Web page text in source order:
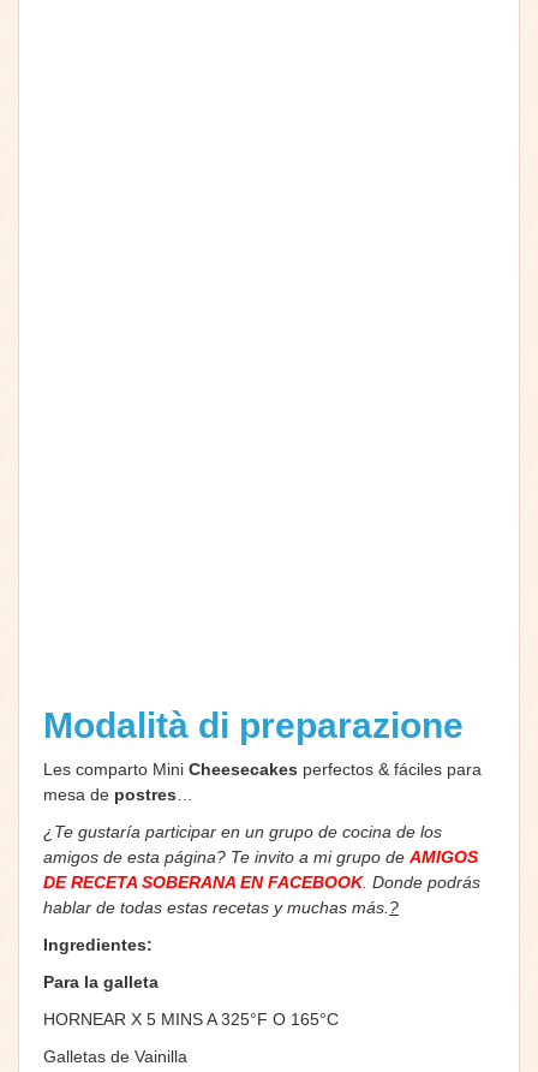
Modalità di preparazione
Les comparto Mini Cheesecakes perfectos & fáciles para
mesa de postres
¿Te gustaría participar en un grupo de cocina de los
amigos de esta página? Te invito a mi grupo de AMIGOS
DE RECETA SOBERANA EN FACEBOOK. Donde podrás
hablar de todas estas recetas y muchas más. ?
Ingredientes:
Para la galleta
HORNEAR X 5 MINS A 325°F O 165°C
Galletas de Vainilla